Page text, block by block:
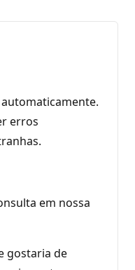
erros
em nossa
gostaria de